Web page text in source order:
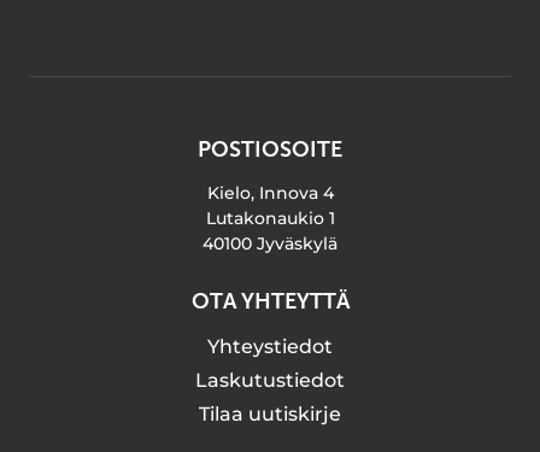
POSTIOSOITE
Kielo, Innova 4
Lutakonaukio 1
40100 Jyväskylä
OTA YHTEYTTÄ
Yhteystiedot
Laskutustiedot
Tilaa uutiskirje